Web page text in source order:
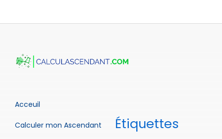
Acceuil
Calculer mon Ascendant Étiquettes